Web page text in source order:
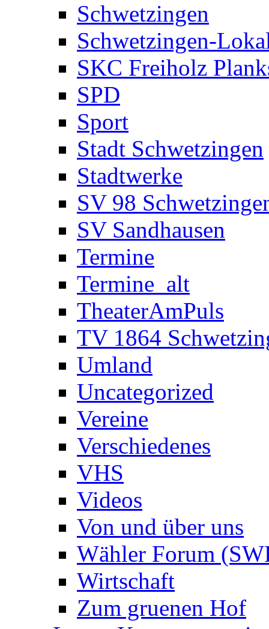
Schwetzingen
Schwetzingen-
SKC Freiholz
SPD
Sport
Stadt Schwetzingen
Stadtwerke
SV 98
SV Sandhausen
Termine
Termine_alt
TheaterAmPuls
TV 1864
Umland
Uncategorized
Vereine
Verschiedenes
VHS
Videos
Von und über uns
Wähler Forum
Wirtschaft
Zum gruenen Hof